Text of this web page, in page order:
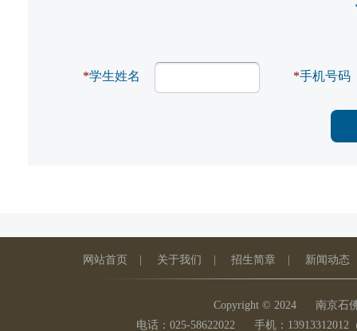
*学生姓名 *手机号码
网站首页 关于我们 招生简章 新闻动态
Copyright © 2024
南京石
电话：025-58622022
手机：13913312012